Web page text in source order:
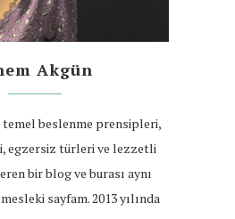
Akgün
temel beslenme prensipleri,
egzersiz türleri ve lezzetli
bir blog ve burası aynı
sayfam. 2013 yılında